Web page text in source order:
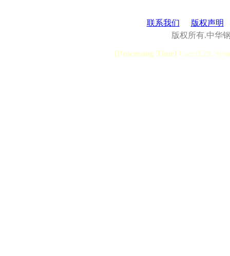
联系我们
版权声明
版权所有.中华
[Processing Time] User:0.28,